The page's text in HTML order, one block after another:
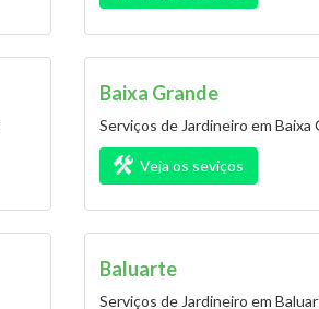
Baixa Grande
Serviços de Jardineiro em Baixa
Veja os seviços
Baluarte
Serviços de Jardineiro em